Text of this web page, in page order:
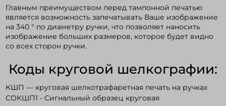
Главным преимуществом перед тампонной печатью
является возможность запечатывать Ваше изображение
на 340 ° по диаметру ручки, что позволяет наносить
изображение больших размеров, которое будет видно
со всех сторон ручки.
Коды круговой шелкографии:
КШП — круговая шелкотрафаретная печать на ручках
СОКШП1 - Сигнальный образец круговая